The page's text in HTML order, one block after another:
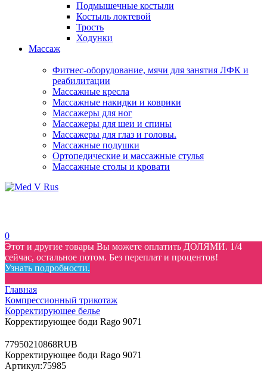
Подмышечные костыли
Костыль локтевой
Трость
Ходунки
Массаж
Фитнес-оборудование, мячи для занятия ЛФК и
реабилитации
Массажные кресла
Массажные накидки и коврики
Массажеры для ног
Массажеры для шеи и спины
Массажеры для глаз и головы.
Массажные подушки
Ортопедические и массажные стулья
Массажные столы и кровати
0
Этот и другие товары Вы можете оплатить ДОЛЯМИ. 1/4
сейчас, остальное потом. Без переплат и процентов!
Узнать подробности.
Главная
Компрессионный трикотаж
Корректирующее белье
Корректирующее боди Rago 9071
77950210868RUB
Корректирующее боди Rago 9071
Артикул:75985